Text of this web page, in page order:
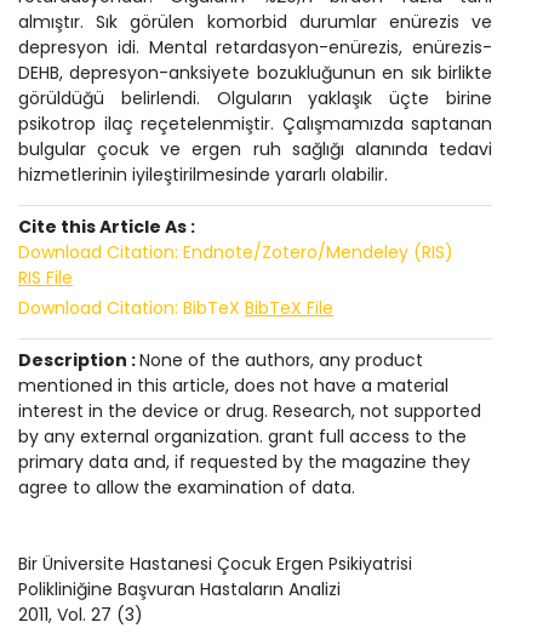
almıştır. Sık görülen komorbid durumlar enürezis ve
depresyon idi. Mental retardasyon-enürezis, enürezis-
DEHB, depresyon-anksiyete bozukluğunun en sık birlikte
görüldüğü belirlendi. Olguların yaklaşık üçte birine
psikotrop ilaç reçetelenmiştir. Çalışmamızda saptanan
bulgular çocuk ve ergen ruh sağlığı alanında tedavi
hizmetlerinin iyileştirilmesinde yararlı olabilir.
Cite this Article As :
Download Citation: Endnote/Zotero/Mendeley (RIS)
RIS File
Download Citation: BibTeX BibTeX File
Description :None of the authors, any product
mentioned in this article, does not have a material
interest in the device or drug. Research, not supported
by any external organization. grant full access to the
primary data and, if requested by the magazine they
agree to allow the examination of data.
Bir Üniversite Hastanesi Çocuk Ergen Psikiyatrisi
Polikliniğine Başvuran Hastaların Analizi
2011, Vol. 27 (3)